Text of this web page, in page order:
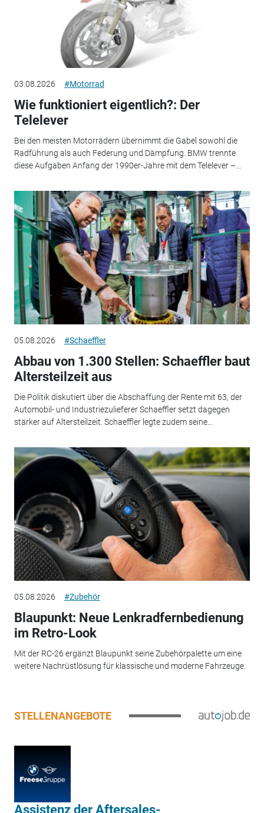
03.08.2026 #Motorrad
Wie funktioniert eigentlich?: Der
Telelever
Bei den meisten Motorrädern übernimmt die Gabel sowohl die
Radführung als auch Federung und Dämpfung. BMW trennte
diese Aufgaben Anfang der 1990er-Jahre mit dem Telelever –...
05.08.2026 #Schaeffler
Abbau von 1.300 Stellen: Schaeffler baut
Altersteilzeit aus
Die Politik diskutiert über die Abschaffung der Rente mit 63, der
Automobil- und Industriezulieferer Schaeffler setzt dagegen
stärker auf Altersteilzeit. Schaeffler legte zudem seine...
05.08.2026 #Zubehör
Blaupunkt: Neue Lenkradfernbedienung
im Retro-Look
Mit der RC-26 ergänzt Blaupunkt seine Zubehörpalette um eine
weitere Nachrüstlösung für klassische und moderne Fahrzeuge.
STELLENANGEBOTE
Assistenz der Aftersales-